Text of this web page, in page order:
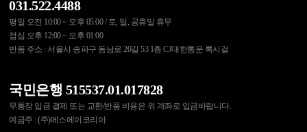
031.522.4488
평일 오전 10:00 ~ 오후 05:00 / 토, 일, 공휴일 휴무
점심 오후 12:00 ~ 오후 01:00
반품 주소 : 서울시 송파구 동남로 20길 53 1층 CJ대한통운 록시걸
국민은행 515537.01.017828
무통장 입금 결제 또는 교환/반품 비용은 위 계좌로 입금바랍니다.
예금주 : (주)에스에이코리아